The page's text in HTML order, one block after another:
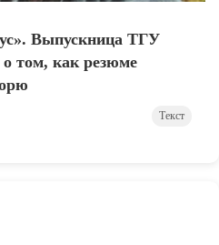
Выпускница ТГУ
том, как резюме
Текст